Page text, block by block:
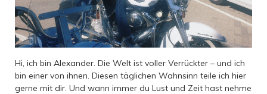
Hi, ich bin Alexander. Die Welt ist voller Verrückter – und ich
bin einer von ihnen. Diesen täglichen Wahnsinn teile ich hier
gerne mit dir. Und wann immer du Lust und Zeit hast nehme